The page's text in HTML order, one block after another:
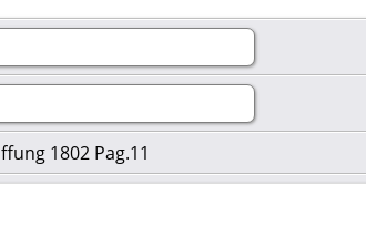
1802 Pag.11